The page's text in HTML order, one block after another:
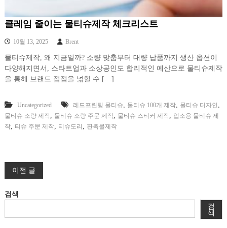
클레임 줄이는 물티슈제작 체크리스트
10월 13, 2025 Brent
물티슈제작, 왜 지금일까? 소량 맞춤부터 대량 납품까지 생산 옵션이
다양해지면서, 스타트업과 소상공인도 합리적인 예산으로 물티슈제작
을 통해 브랜드 접점을 넓힐 수 […]
Uncategorized 레드프린팅 물티슈, 물티슈 100개 제작, 물티슈 디자인 ,
물티슈 소량 제작, 물티슈 소량 주문 제작, 물티슈 스티커 제작, 업소용 물티슈 제
작, 티슈 주문 제작, 티슈도리 , 판촉물제작
글
탐
색
이전 글
검색
검
색